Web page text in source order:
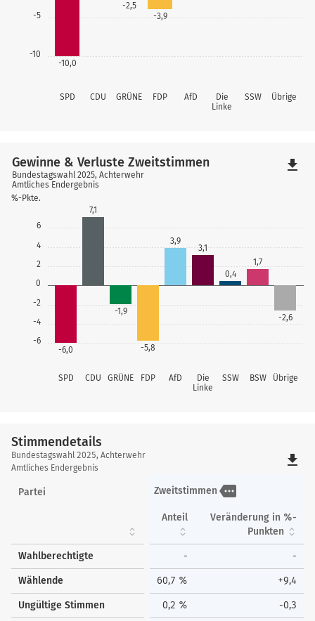
-10
-5
SPD CDU GRÜNE FDP AfD
Die
Linke
SSW Übrige
-10,0
-2,5
-3,9
-6
-4
-2
0
2
4
6
%-Pkte.
SPD CDU GRÜNE FDP AfD
Die
Linke
SSW BSW Übrige
-6,0
7,1
-1,9
-5,8
3,9
3,1
0,4
1,7
-2,6
Gewinne & Verluste Zweitstimmen
Bundestagswahl 2025, Achterwehr
Amtliches Endergebnis
file_download
Stimmendetails
Stimmendetails
Bundestagswahl 2025, Achterwehr
Amtliches Endergebnis
file_download
Partei Zweitstimmen more
Anteil
Veränderung in %-
Punkten
Wahlberechtigte - -
Wählende 60,7 % +9,4
Ungültige Stimmen 0,2 % -0,3